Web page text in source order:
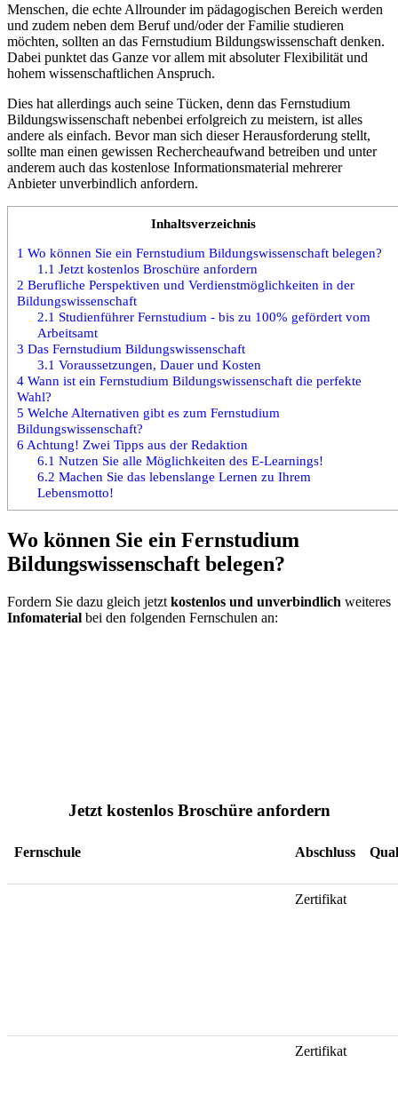
Menschen, die echte Allrounder im pädagogischen Bereich werden
und zudem neben dem Beruf und/oder der Familie studieren
möchten, sollten an das Fernstudium Bildungswissenschaft denken.
Dabei punktet das Ganze vor allem mit absoluter Flexibilität und
hohem wissenschaftlichen Anspruch.
Dies hat allerdings auch seine Tücken, denn das Fernstudium
Bildungswissenschaft nebenbei erfolgreich zu meistern, ist alles
andere als einfach. Bevor man sich dieser Herausforderung stellt,
sollte man einen gewissen Rechercheaufwand betreiben und unter
anderem auch das kostenlose Informationsmaterial mehrerer
Anbieter unverbindlich anfordern.
Inhaltsverzeichnis
1 Wo können Sie ein Fernstudium Bildungswissenschaft belegen?
1.1 Jetzt kostenlos Broschüre anfordern
2 Berufliche Perspektiven und Verdienstmöglichkeiten in der
Bildungswissenschaft
2.1 Studienführer Fernstudium - bis zu 100% gefördert vom
Arbeitsamt
3 Das Fernstudium Bildungswissenschaft
3.1 Voraussetzungen, Dauer und Kosten
4 Wann ist ein Fernstudium Bildungswissenschaft die perfekte
Wahl?
5 Welche Alternativen gibt es zum Fernstudium
Bildungswissenschaft?
6 Achtung! Zwei Tipps aus der Redaktion
6.1 Nutzen Sie alle Möglichkeiten des E-Learnings!
6.2 Machen Sie das lebenslange Lernen zu Ihrem
Lebensmotto!
Wo können Sie ein Fernstudium
Bildungswissenschaft belegen?
Fordern Sie dazu gleich jetzt kostenlos und unverbindlich weiteres
Infomaterial bei den folgenden Fernschulen an:
Jetzt kostenlos Broschüre anfordern
Fernschule Abschluss
Zertifikat
Zertifikat